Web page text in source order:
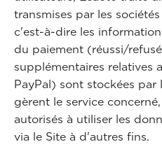
transmises par les
c'est-à-dire les
du paiement (réussi/
supplémentaires relatives
PayPal) sont stockées par
gèrent le service
autorisés à utiliser les
via le Site à d'autres fins.